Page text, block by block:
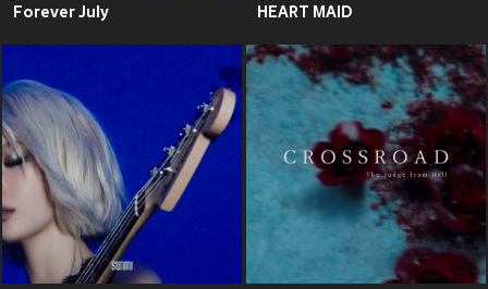
Forever July HEART MAID